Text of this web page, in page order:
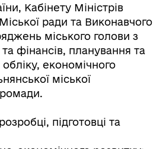
Кабінету Міністрів
ради та Виконавчого
міського голови з
фінансів, планування та
економічного
міської
підготовці та